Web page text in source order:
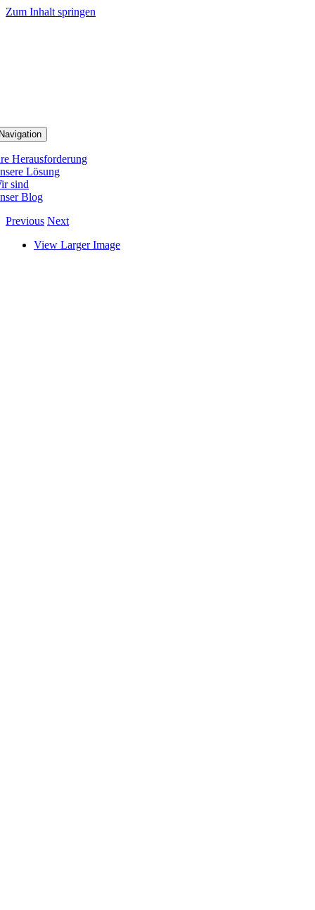
Zum Inhalt springen
Herausforderung
Lösung
sind
Blog
Previous Next
View Larger Image